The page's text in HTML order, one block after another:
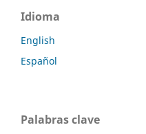
Idioma
English
Español
Palabras clave